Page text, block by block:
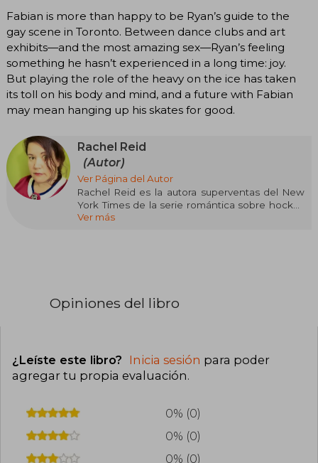
Fabian is more than happy to be Ryan’s guide to the
gay scene in Toronto. Between dance clubs and art
exhibits—and the most amazing sex—Ryan’s feeling
something he hasn’t experienced in a long time: joy.
But playing the role of the heavy on the ice has taken
its toll on his body and mind, and a future with Fabian
may mean hanging up his skates for good.
Rachel Reid
(Autor)
Ver Página del Autor
Rachel Reid es la autora superventas del New
York Times de la serie romántica sobre hockey
Game Changers, así como de las novelas
Ver más
Opiniones del libro
¿Leíste este libro? Inicia sesión para poder
agregar tu propia evaluación.
0% (0)
0% (0)
0% (0)